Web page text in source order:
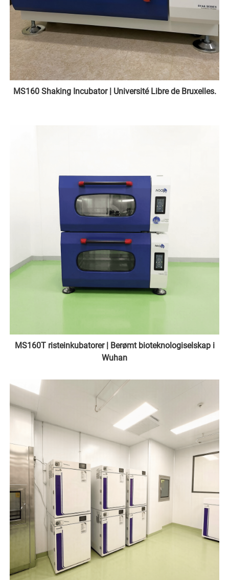
MS160 Shaking Incubator | Université Libre de Bruxelles.
MS160T risteinkubatorer | Berømt bioteknologiselskap i
Wuhan